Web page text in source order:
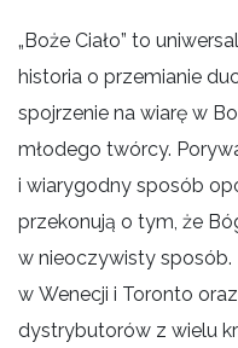
„Boże Ciało” to
historia o przemianie
spojrzenie na wiarę w
młodego twórcy.
i wiarygodny sposób
przekonują o tym, że
w nieoczywisty
w Wenecji i Toronto
dystrybutorów z wielu